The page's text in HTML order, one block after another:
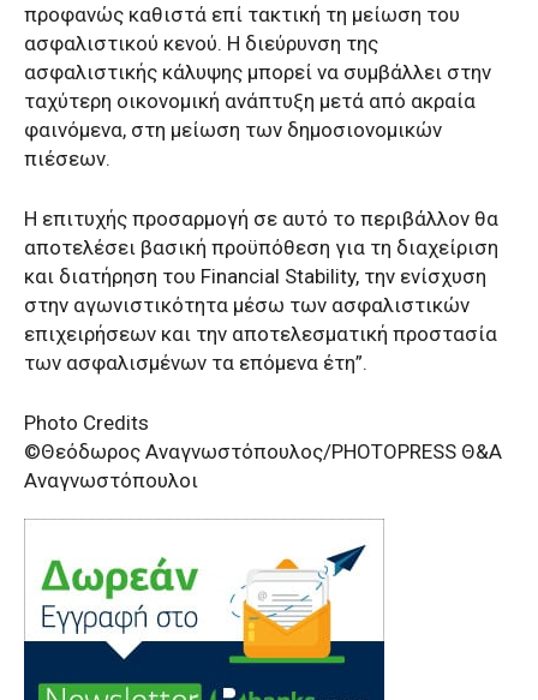
προφανώς καθιστά επί τακτική τη μείωση του
ασφαλιστικού κενού. Η διεύρυνση της
ασφαλιστικής κάλυψης μπορεί να συμβάλλει στην
ταχύτερη οικονομική ανάπτυξη μετά από ακραία
φαινόμενα, στη μείωση των δημοσιονομικών
πιέσεων.
Η επιτυχής προσαρμογή σε αυτό το περιβάλλον θα
αποτελέσει βασική προϋπόθεση για τη διαχείριση
και διατήρηση του Financial Stability, την ενίσχυση
στην αγωνιστικότητα μέσω των ασφαλιστικών
επιχειρήσεων και την αποτελεσματική προστασία
των ασφαλισμένων τα επόμενα έτη”.
Photo Credits
©Θεόδωρος Αναγνωστόπουλος/PHOTOPRESS Θ&Α
Αναγνωστόπουλοι